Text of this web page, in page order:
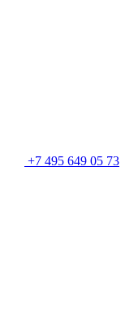
+7 495 649 05 73